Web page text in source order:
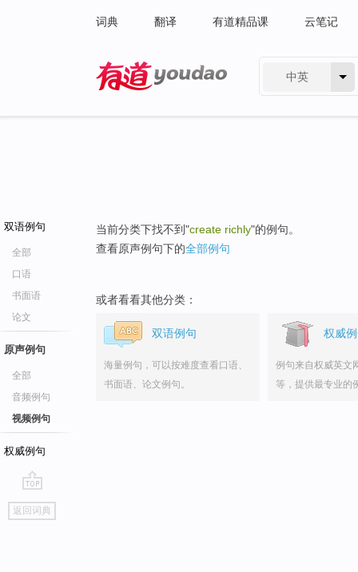
词典 翻译 有道精品课 云笔记
中英
双语例句
全部
口语
书面语
论文
原声例句
全部
音频例句
视频例句
权威例句
go
top
返回词典
当前分类下找不到"create richly"的例句。
查看原声例句下的全部例句
或者看看其他分类：
双语例句
海量例句，可以按难度查看口语、
书面语、论文例句。
权威
例句来自权威英文
等，提供最专业的